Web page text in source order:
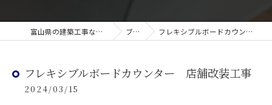
富山県の建築工事なら住建みやざき ブログ フレキシブルボードカウンター 店舗改装工事
フレキシブルボードカウンター 店舗改装工事
2024/03/15